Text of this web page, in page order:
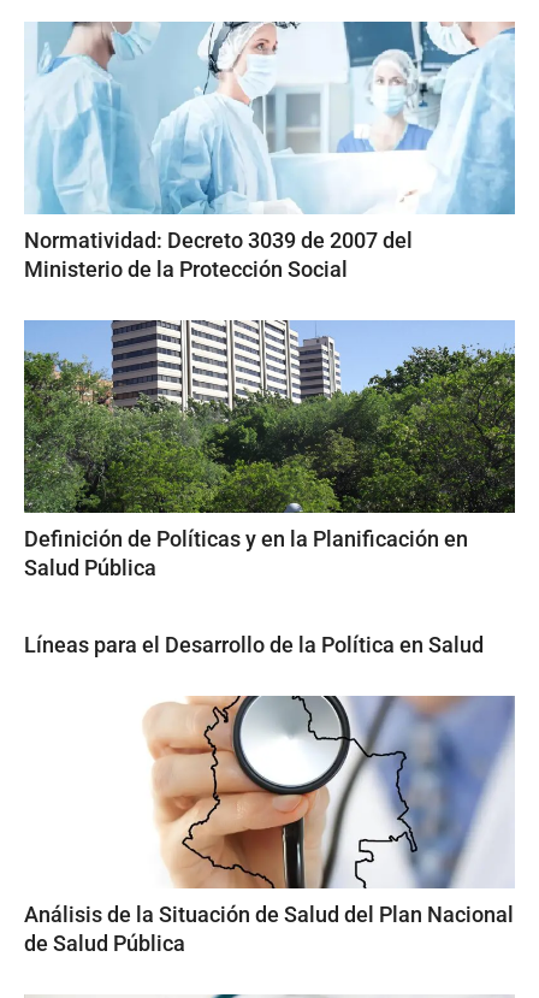
Normatividad: Decreto 3039 de 2007 del
Ministerio de la Protección Social
Definición de Políticas y en la Planificación en
Salud Pública
Líneas para el Desarrollo de la Política en Salud
Análisis de la Situación de Salud del Plan Nacional
de Salud Pública